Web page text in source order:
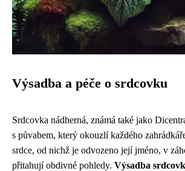
Výsadba a péče o srdcovku
Srdcovka nádherná, známá také jako
s půvabem, který okouzlí každého
srdce, od nichž je odvozeno její jméno, v
přitahují obdivné pohledy. Výsadba